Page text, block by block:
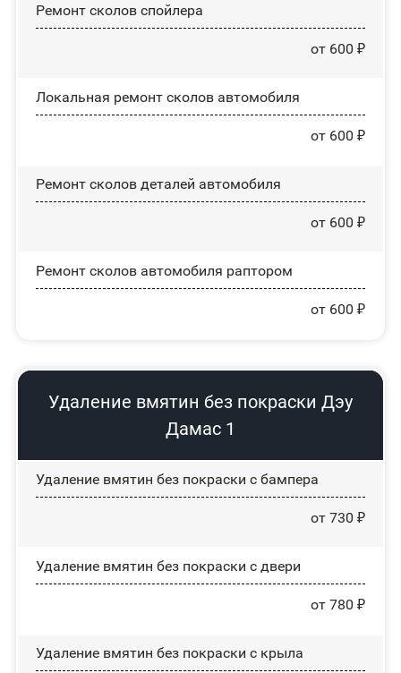
Ремонт сколов спойлера
от 600 ₽
Локальная ремонт сколов автомобиля
от 600 ₽
Ремонт сколов деталей автомобиля
от 600 ₽
Ремонт сколов автомобиля раптором
от 600 ₽
Удаление вмятин без покраски Дэу
Дамас 1
Удаление вмятин без покраски с бампера
от 730 ₽
Удаление вмятин без покраски с двери
от 780 ₽
Удаление вмятин без покраски с крыла